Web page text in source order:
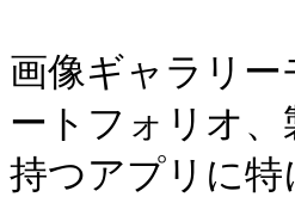
画像ギャラリ
ートフォリオ
持つアプリに